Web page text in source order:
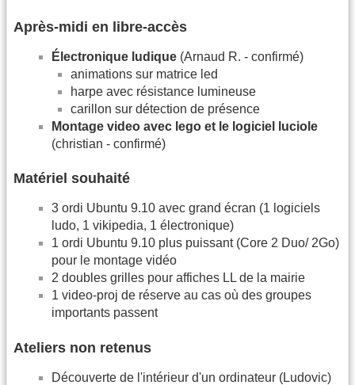
Après-midi en libre-accès
Électronique ludique (Arnaud R. - confirmé)
animations sur matrice led
harpe avec résistance lumineuse
carillon sur détection de présence
Montage video avec lego et le logiciel luciole
(christian - confirmé)
Matériel souhaité
3 ordi Ubuntu 9.10 avec grand écran (1 logiciels
ludo, 1 vikipedia, 1 électronique)
1 ordi Ubuntu 9.10 plus puissant (Core 2 Duo/ 2Go)
pour le montage vidéo
2 doubles grilles pour affiches LL de la mairie
1 video-proj de réserve au cas où des groupes
importants passent
Ateliers non retenus
Découverte de l'intérieur d'un ordinateur (Ludovic)